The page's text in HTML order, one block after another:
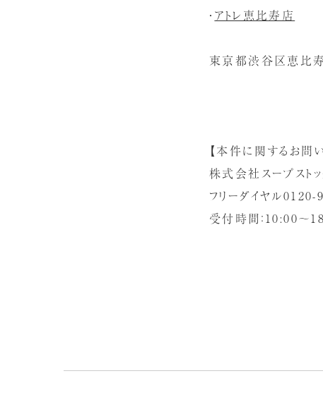
・ アトレ恵比寿店
東京都渋谷区恵比
【本件に関するお問
株式会社スープスト
フリーダイヤル
受付時間：10:00～